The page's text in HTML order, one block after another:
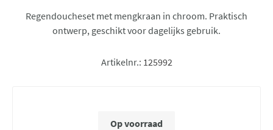
Regendoucheset met mengkraan in chroom. Praktisch
ontwerp, geschikt voor dagelijks gebruik.
Artikelnr.: 125992
Op voorraad